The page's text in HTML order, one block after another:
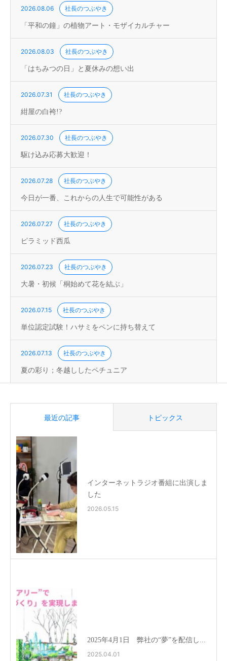
2026.08.06 社長のつぶやき
「平和の鐘」の植物アート・モザイカルチャー
2026.08.03 社長のつぶやき
「はちみつの日」と夏休みの想い出
2026.07.31 社長のつぶやき
紺屋の白袴!?
2026.07.30 社長のつぶやき
駆け込み応募大歓迎！
2026.07.28 社長のつぶやき
今日が一番、これからの人生で可能性がある
2026.07.27 社長のつぶやき
ピラミッド西瓜
2026.07.23 社長のつぶやき
大暑・初候「桐始めて花を結ぶ」
2026.07.15 社長のつぶやき
単位認定試験！ハサミをペンに持ち替えて
2026.07.13 社長のつぶやき
夏の彩り；冬越ししたペチュニア
最近の記事 トピックス
インターネットラジオ番組に出演しま
した
2026.05.15
2025年4月1日 弊社の“夢”を配信し...
2025.04.01